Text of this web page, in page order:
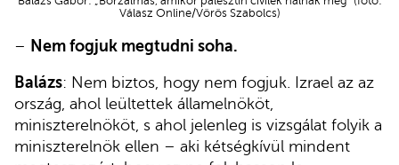
Válasz Online/Vörös Szabolcs)
– Nem fogjuk megtudni soha.
Balázs: Nem biztos, hogy nem fogjuk. Izrael az az
ország, ahol leültettek államelnököt,
miniszterelnököt, s ahol jelenleg is vizsgálat folyik a
miniszterelnök ellen – aki kétségkívül mindent